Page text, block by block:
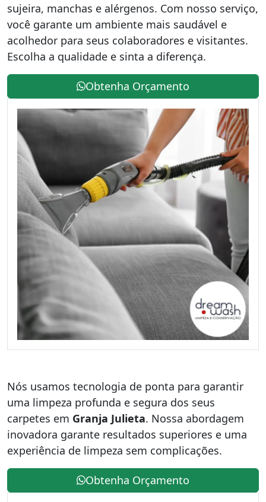
sujeira, manchas e alérgenos. Com nosso serviço,
você garante um ambiente mais saudável e
acolhedor para seus colaboradores e visitantes.
Escolha a qualidade e sinta a diferença.
Obtenha Orçamento
Nós usamos tecnologia de ponta para garantir
uma limpeza profunda e segura dos seus
carpetes em Granja Julieta. Nossa abordagem
inovadora garante resultados superiores e uma
experiência de limpeza sem complicações.
Obtenha Orçamento